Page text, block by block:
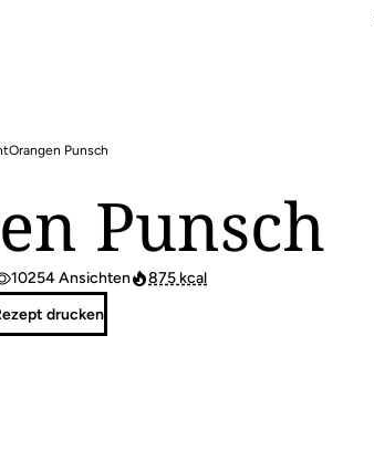
Orangen Punsch
Punsch
10254 Ansichten 875 kcal
drucken